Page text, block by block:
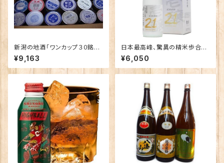
新潟の地酒「ワンカップ３０銘
柄」飲み比べ
¥9,163
日本最高峰、驚異の精米歩合２
１％で仕込む酒 純米大吟
醸 「壱醸 ２１ twenty o
ne」
¥6,050